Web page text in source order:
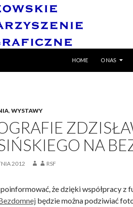
HOME
O NAS
, WYSTAWY
NA
2012 RSF
że dzięki współpracy z
będzie można podziwiać